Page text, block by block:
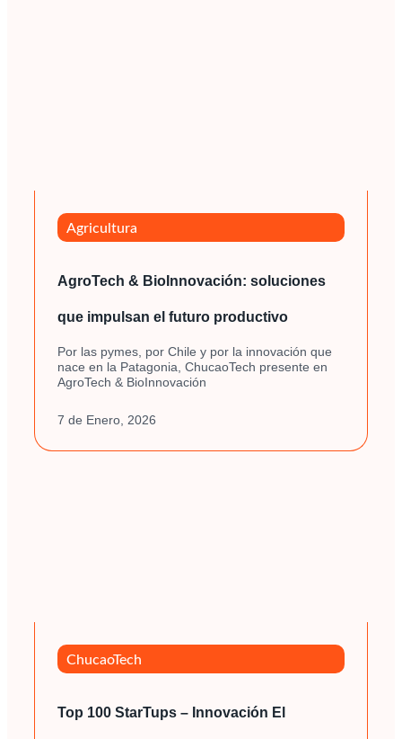
Agricultura
AgroTech & BioInnovación: soluciones
que impulsan el futuro productivo
Por las pymes, por Chile y por la innovación que
nace en la Patagonia, ChucaoTech presente en
AgroTech & BioInnovación
7 de Enero, 2026
ChucaoTech
Top 100 StarTups – Innovación El